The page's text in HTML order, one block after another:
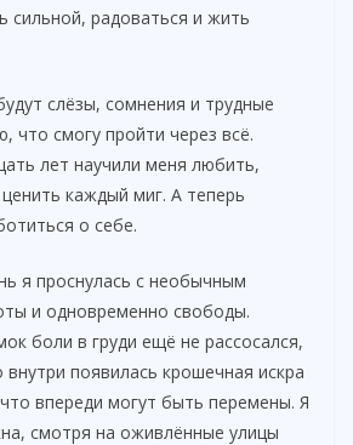
сильной, радоваться и жить
слёзы, сомнения и трудные
что смогу пройти через всё.
лет научили меня любить,
каждый миг. А теперь
о себе.
я проснулась с необычным
и одновременно свободы.
боли в груди ещё не рассосался,
внутри появилась крошечная искра
впереди могут быть перемены. Я
смотря на оживлённые улицы